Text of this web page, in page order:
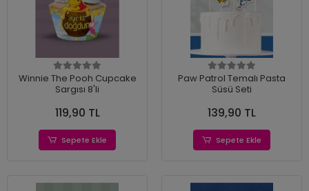
Winnie The Pooh Cupcake
Sargısı 8'li
119,90 TL
Sepete Ekle
Paw Patrol Temalı Pasta
Süsü Seti
139,90 TL
Sepete Ekle